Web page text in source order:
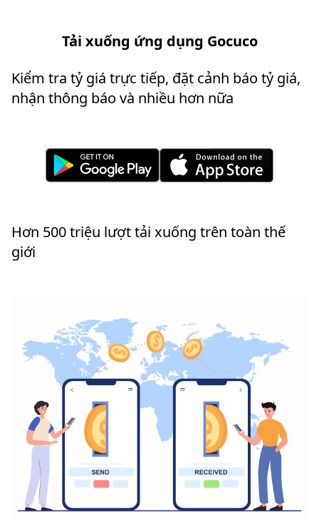
Tải xuống ứng dụng Gocuco
Kiểm tra tỷ giá trực tiếp, đặt cảnh báo tỷ giá,
nhận thông báo và nhiều hơn nữa
Hơn 500 triệu lượt tải xuống trên toàn thế
giới